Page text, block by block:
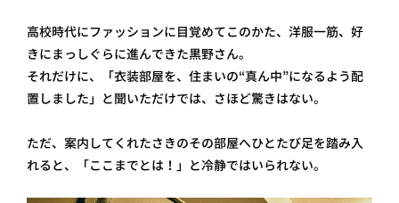
高校時代にファッションに目覚めてこのかた、洋服一筋、好
きにまっしぐらに進んできた黒野さん。
それだけに、「衣装部屋を、住まいの“真ん中”になるよう配
置しました」と聞いただけでは、さほど驚きはない。
ただ、案内してくれたさきのその部屋へひとたび足を踏み入
れると、「ここまでとは！」と冷静ではいられない。